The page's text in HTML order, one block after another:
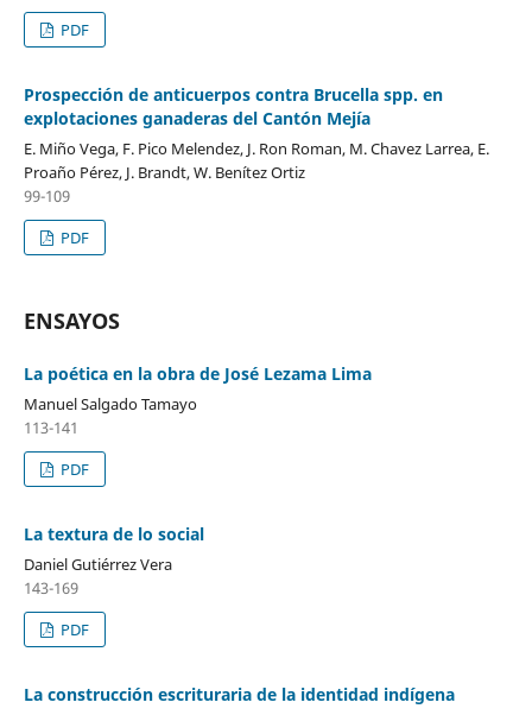
PDF
Prospección de anticuerpos contra Brucella spp. en
explotaciones ganaderas del Cantón Mejía
E. Miño Vega, F. Pico Melendez, J. Ron Roman, M. Chavez Larrea, E.
Proaño Pérez, J. Brandt, W. Benítez Ortiz
99-109
PDF
ENSAYOS
La poética en la obra de José Lezama Lima
Manuel Salgado Tamayo
113-141
PDF
La textura de lo social
Daniel Gutiérrez Vera
143-169
PDF
La construcción escrituraria de la identidad indígena